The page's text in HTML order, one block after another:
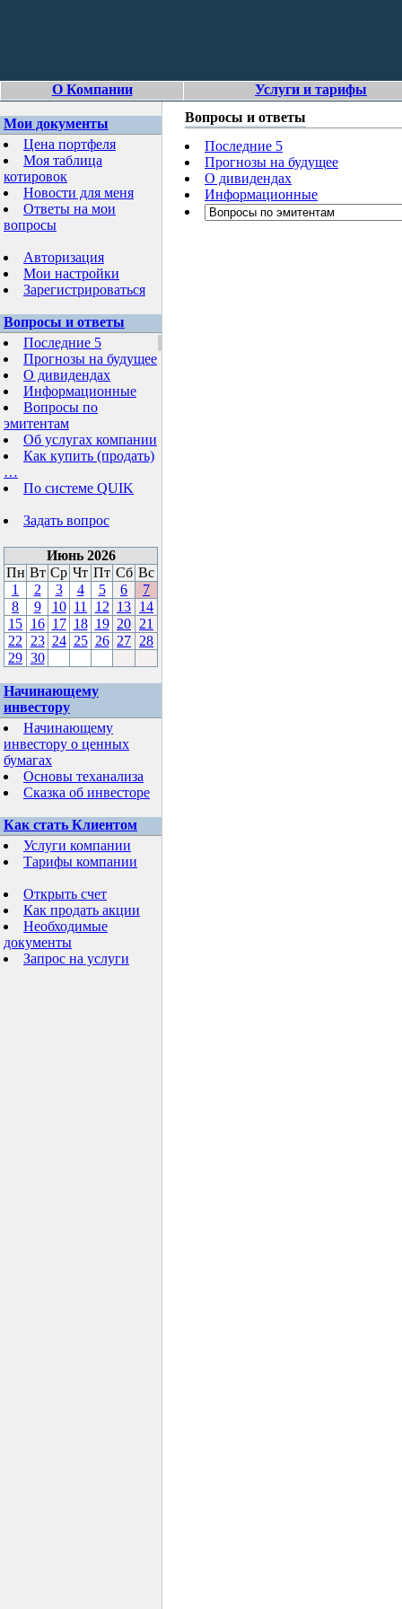
О Компании Услуги и тарифы
Мои документы
Цена портфеля
Моя таблица
котировок
Новости для меня
Ответы на мои
вопросы
Авторизация
Мои настройки
Зарегистрироваться
Вопросы и ответы
Последние 5
Прогнозы на будущее
О дивидендах
Информационные
Вопросы по
эмитентам
Об услугах компании
Как купить (продать)
…
По системе QUIK
Задать вопрос
Июнь 2026
Пн Вт Ср Чт Пт Сб Вс
1
2 3 4 5 6
7
8
9 10 11 12 13 14
15 16 17 18 19 20 21
22
23 24 25 26 27 28
29 30
Начинающему
инвестору
Начинающему
инвестору о ценных
бумагах
Основы теханализа
Сказка об инвесторе
Как стать Клиентом
Услуги компании
Тарифы компании
Открыть счет
Как продать акции
Необходимые
документы
Запрос на услуги
Вопросы и ответы
Последние 5
Прогнозы на будущее
О дивидендах
Информационные